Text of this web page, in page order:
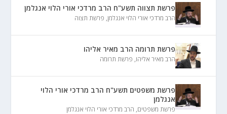
פרשת תצווה תשע"ח הרב מרדכי אורי הלוי אנגלמן
הרב מרדכי אורי הלוי אנגלמן, פרשת תצוה
פרשת תרומה הרב מאיר אליהו
הרב מאיר אליהו, פרשת תרומה
פרשת משפטים תשע"ח הרב מרדכי אורי הלוי
אנגלמן
פרשת משפטים, הרב מרדכי אורי הלוי אנגלמן